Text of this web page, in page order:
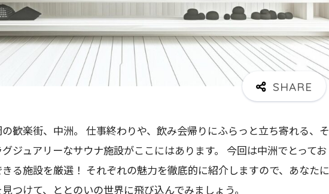
歓楽街、中洲。 仕事終わりや、飲み会帰りにふらっと立ち寄れる、そ
ジュアリーなサウナ施設がここにはあります。 今回は中洲でとってお
る施設を厳選！ それぞれの魅力を徹底的に紹介しますので、あなたに
つけて、ととのいの世界に飛び込んでみましょう。